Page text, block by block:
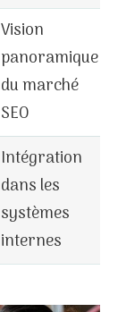
Vision
panoramique
du marché
SEO
Intégration
dans les
systèmes
internes